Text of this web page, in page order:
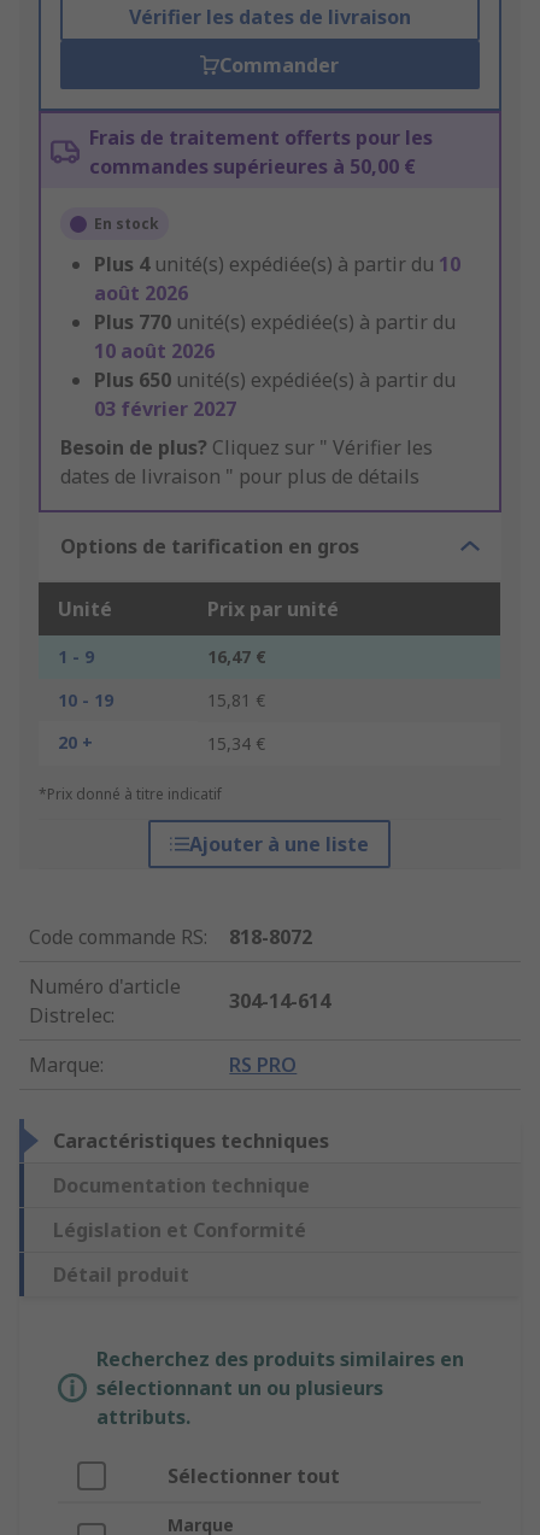
Vérifier les dates de livraison
Commander
Frais de traitement offerts pour les
commandes supérieures à 50,00 €
En stock
Plus 4 unité(s) expédiée(s) à partir du 10
août 2026
Plus 770 unité(s) expédiée(s) à partir du
10 août 2026
Plus 650 unité(s) expédiée(s) à partir du
03 février 2027
Besoin de plus? Cliquez sur " Vérifier les
dates de livraison " pour plus de détails
Options de tarification en gros
Unité Prix par unité
1 - 9
16,47 €
10 - 19
15,81 €
20 +
15,34 €
*Prix donné à titre indicatif
Ajouter à une liste
Code commande RS:
818-8072
Numéro d'article
Distrelec:
304-14-614
Marque: RS PRO
Caractéristiques techniques
Documentation technique
Législation et Conformité
Détail produit
Recherchez des produits similaires en
sélectionnant un ou plusieurs
attributs.
Sélectionner tout
Marque